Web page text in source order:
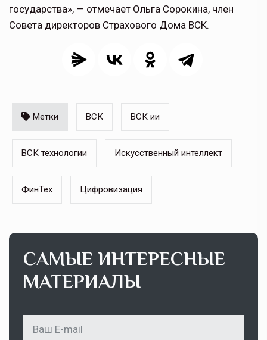
государства», — отмечает Ольга Сорокина, член
Совета директоров Страхового Дома ВСК.
Метки ВСК ВСК ии
ВСК технологии Искусственный интеллект
ФинТех Цифровизация
САМЫЕ ИНТЕРЕСНЫЕ
МАТЕРИАЛЫ